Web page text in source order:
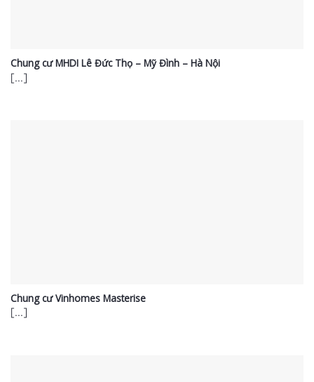
Chung cư MHDI Lê Đức Thọ – Mỹ Đình – Hà Nội
[...]
Chung cư Vinhomes Masterise
[...]